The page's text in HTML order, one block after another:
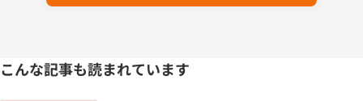
こんな記事も読まれています